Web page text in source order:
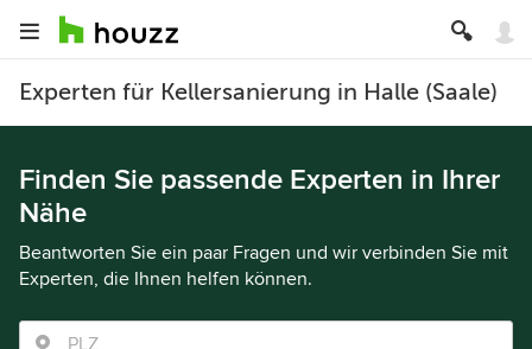
Experten für Kellersanierung in Halle (Saale)
Finden Sie passende Experten in Ihrer
Nähe
Beantworten Sie ein paar Fragen und wir verbinden Sie mit
Experten, die Ihnen helfen können.